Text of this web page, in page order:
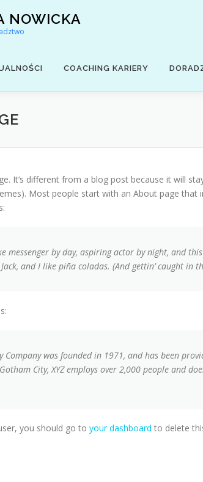
NOWICKA
COACHING KARIERY
It’s different from a blog post because it will
Most people start with an About page
messenger by day, aspiring actor by night, and
and I like piña coladas. (And gettin’ caught in
Company was founded in 1971, and has been
City, XYZ employs over 2,000 people and
you should go to your dashboard to delete